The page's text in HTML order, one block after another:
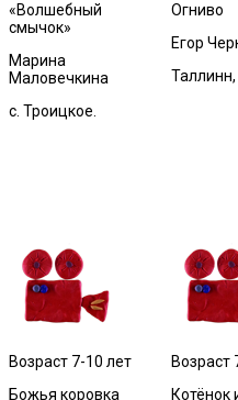
«Волшебный
смычок»
Марина
Маловечкина
с. Троицкое.
Огниво
Егор
Возраст 7-10 лет
Божья коровка
Возраст
Котёнок